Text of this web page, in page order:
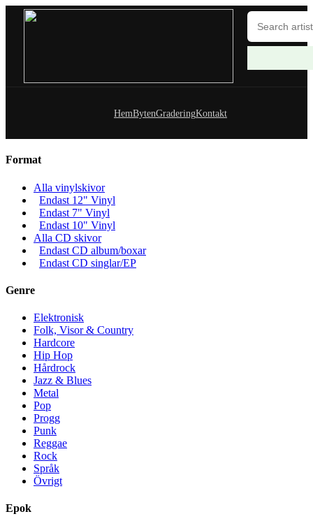
HemBytenGraderingKontakt
Format
Alla vinylskivor
Endast 12" Vinyl
Endast 7" Vinyl
Endast 10" Vinyl
Alla CD skivor
Endast CD album/boxar
Endast CD singlar/EP
Genre
Elektronisk
Folk, Visor & Country
Hardcore
Hip Hop
Hårdrock
Jazz & Blues
Metal
Pop
Progg
Punk
Reggae
Rock
Språk
Övrigt
Epok